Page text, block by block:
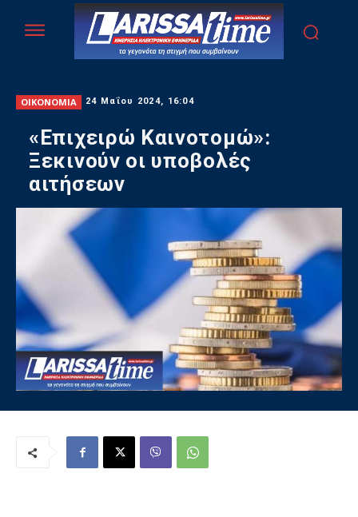
ΟΙΚΟΝΟΜΙΑ 24 Μαΐου 2024, 16:04
«Επιχειρώ Καινοτομώ»:
Ξεκινούν οι υποβολές
αιτήσεων